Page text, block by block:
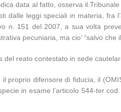
data al fatto, osserva il
dalle leggi speciali in materia,
n. 151 del 2007, a sua volta
pecuniaria, ma cio’ “salvo che
reato contestato in sede
proprio difensore di fiducia, il
in esame l’articolo 544-ter